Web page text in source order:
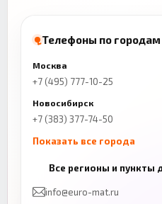
Телефоны по городам
Москва
+7 (495) 777-10-25
Новосибирск
+7 (383) 377-74-50
Показать все города
+7 (843) 206-01-30
Челябинск
Все регионы и пункты
info@euro-mat.ru